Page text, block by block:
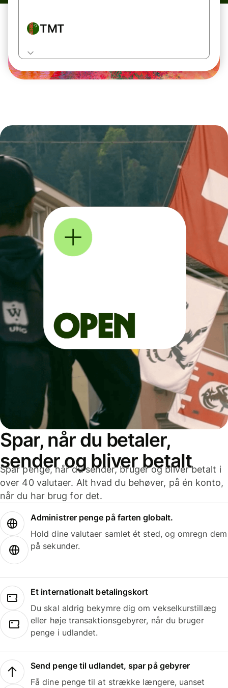
TMT
Spar, når du betaler,
sender og bliver betalt
Spar penge, når du sender, bruger og bliver betalt i
over 40 valutaer. Alt hvad du behøver, på én konto,
når du har brug for det.
Administrer penge på farten globalt.
Hold dine valutaer samlet ét sted, og omregn dem
på sekunder.
Et internationalt betalingskort
Du skal aldrig bekymre dig om vekselkurstillæg
eller høje transaktionsgebyrer, når du bruger
penge i udlandet.
Send penge til udlandet, spar på gebyrer
Få dine penge til at strække længere, uanset